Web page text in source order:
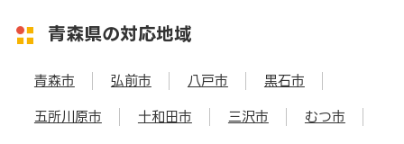
青森県の対応地域
青森市 弘前市 八戸市 黒石市
五所川原市 十和田市 三沢市 むつ市